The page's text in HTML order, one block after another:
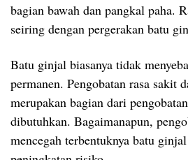
bagian bawah dan pangkal paha.
seiring dengan pergerakan batu
Batu ginjal biasanya tidak
permanen. Pengobatan rasa sakit
merupakan bagian dari
dibutuhkan. Bagaimanapun,
mencegah terbentuknya batu